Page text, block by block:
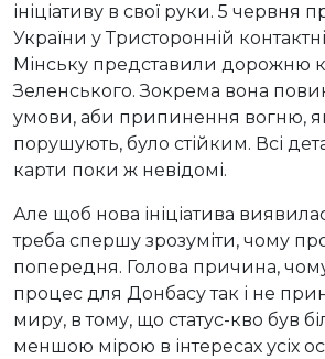
ініціативу в свої руки. 5 червня
України у Тристоронній
Мінську представили дорожню
Зеленського. Зокрема вона
умови, аби припинення вогню,
порушують, було стійким. Всі
карти поки ж невідомі.
Але щоб нова ініціатива
треба спершу зрозуміти, чому
попередня. Голова причина,
процес для Донбасу так і не
миру, в тому, що статус-кво був
меншою мірою в інтересах усіх